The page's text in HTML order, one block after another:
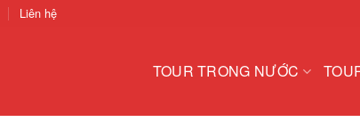
Liên hệ
TOUR TRONG NƯỚC